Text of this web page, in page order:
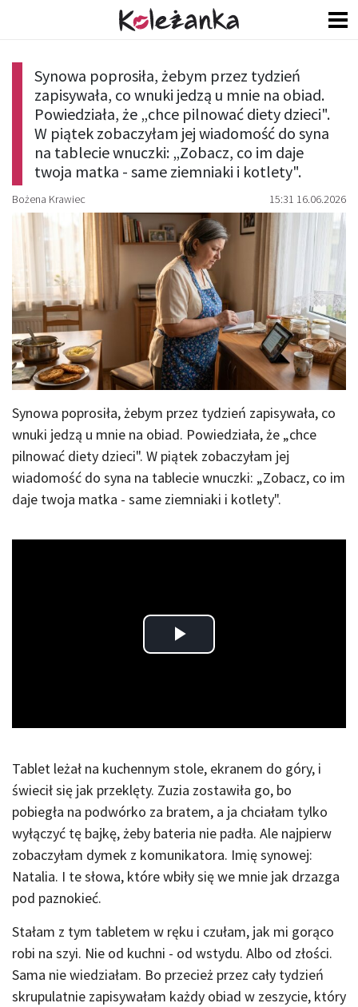
Synowa poprosiła, żebym przez tydzień
zapisywała, co wnuki jedzą u mnie na obiad.
Powiedziała, że „chce pilnować diety dzieci".
W piątek zobaczyłam jej wiadomość do syna
na tablecie wnuczki: „Zobacz, co im daje
twoja matka - same ziemniaki i kotlety".
Bożena Krawiec 15:31 16.06.2026
Synowa poprosiła, żebym przez tydzień zapisywała, co
wnuki jedzą u mnie na obiad. Powiedziała, że „chce
pilnować diety dzieci". W piątek zobaczyłam jej
wiadomość do syna na tablecie wnuczki: „Zobacz, co im
daje twoja matka - same ziemniaki i kotlety".
Play
Tablet leżał na kuchennym stole, ekranem do góry, i
świecił się jak przeklęty. Zuzia zostawiła go, bo
pobiegła na podwórko za bratem, a ja chciałam tylko
wyłączyć tę bajkę, żeby bateria nie padła. Ale najpierw
zobaczyłam dymek z komunikatora. Imię synowej:
Natalia. I te słowa, które wbiły się we mnie jak drzazga
pod paznokieć.
Stałam z tym tabletem w ręku i czułam, jak mi gorąco
robi na szyi. Nie od kuchni - od wstydu. Albo od złości.
Sama nie wiedziałam. Bo przecież przez cały tydzień
skrupulatnie zapisywałam każdy obiad w zeszycie, który